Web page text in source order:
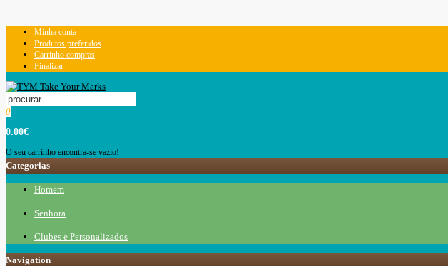
Minha conta
Produtos preferidos
Carrinho compras
Finalizar
0
0.00€
O seu carrinho encontra-se vazio!
Categorias
Homem
Senhora
Clubes e Personalizados
Navigation